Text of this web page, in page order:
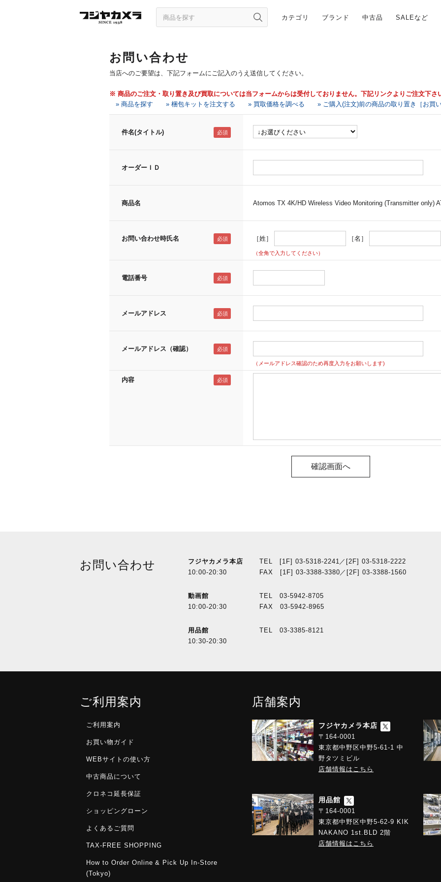
カテゴリ ブランド 中古品 SALEなど
お問い合わせ
当店へのご要望は、下記フォームにご記入のうえ送信してください。
※ 商品のご注文・取り置き及び買取については当フォームからは受付しておりません。下記リンクよりご注文下さ
» 商品を探す
» 梱包キットを注文する » 買取価格を調べる » ご購入(注文)前の商品の取り置き［お買い
件名(タイトル)
オーダーＩＤ
商品名 Atomos TX 4K/HD Wireless Video Monitoring (Transmitter only)
お問い合わせ時氏名 ［姓］ ［名］
（全角で入力してください）
電話番号
メールアドレス
メールアドレス（確認）
（メールアドレス確認のため再度入力をお願いします)
内容
お問い合わせ
フジヤカメラ本店
10:00-20:30
TEL [1F] 03-5318-2241／[2F] 03-5318-2222
FAX [1F] 03-3388-3380／[2F] 03-3388-1560
動画館
10:00-20:30
TEL 03-5942-8705
FAX 03-5942-8965
用品館
10:30-20:30
TEL 03-3385-8121
ご利用案内
ご利用案内
お買い物ガイド
WEBサイトの使い方
中古商品について
クロネコ延長保証
ショッピングローン
よくあるご質問
TAX-FREE SHOPPING
How to Order Online & Pick Up In-Store
(Tokyo)
店舗案内
フジヤカメラ本店
〒164-0001
東京都中野区中野5-61-1 中
野タツミビル
店舗情報はこちら
用品館
〒164-0001
東京都中野区中野5-62-9 KIK
NAKANO 1st.BLD 2階
店舗情報はこちら